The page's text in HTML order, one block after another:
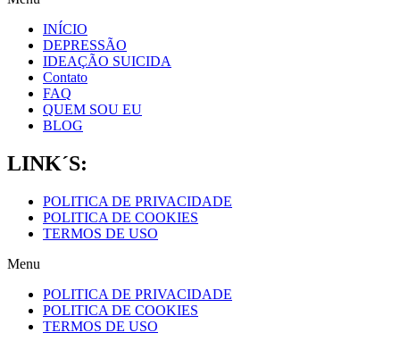
INÍCIO
DEPRESSÃO
IDEAÇÃO SUICIDA
Contato
FAQ
QUEM SOU EU
BLOG
LINK´S:
POLITICA DE PRIVACIDADE
POLITICA DE COOKIES
TERMOS DE USO
Menu
POLITICA DE PRIVACIDADE
POLITICA DE COOKIES
TERMOS DE USO